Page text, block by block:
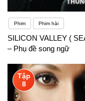
Phim Phim hài
SILICON VALLEY (
– Phụ đề song ngữ
Tập
8